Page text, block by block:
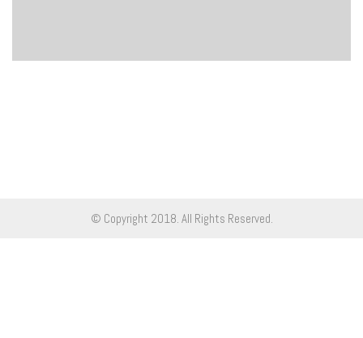
© Copyright 2018. All Rights Reserved.